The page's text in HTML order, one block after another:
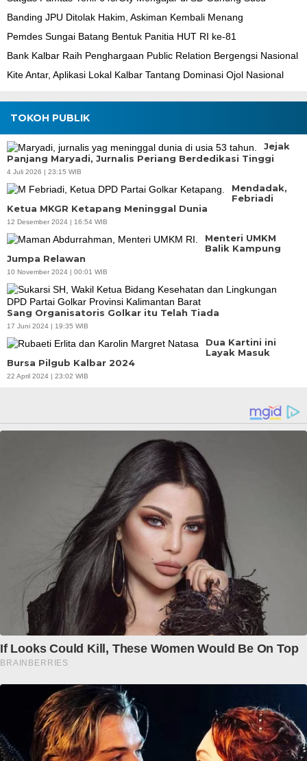
Banding JPU Ditolak Hakim, Askiman Kembali Menang
Pemdes Sungai Batang Bentuk Panitia HUT RI ke-81
Bank Kalbar Raih Penghargaan Public Relation Bergengsi Nasional
Kite Antar, Aplikasi Lokal Kalbar Tantang Dominasi Ojol Nasional
TOKOH PUBLIK
Jejak
Panjang Maryadi, Jurnalis Periang Berdedikasi Tinggi
4 Juli 2026 | 23:15 WIB
Mendadak,
Febriadi
Ketua MKGR Ketapang Meninggal Dunia
12 Desember 2024 | 16:54 WIB
Menteri UMKM
Balik Kampung
Jumpa Relawan
10 November 2024 | 00:01 WIB
Sang Organisatoris Golkar itu Telah Tiada
17 Juni 2024 | 19:35 WIB
Dua Kartini ini
Layak Masuk
Bursa Pilgub Kalbar 2024
22 April 2024 | 23:02 WIB